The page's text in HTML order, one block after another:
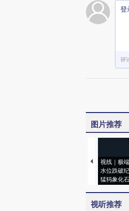
登
评
图片推荐
视线｜极
水位跌破
猛犸象化
视听推荐